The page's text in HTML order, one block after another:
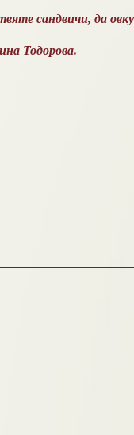
сандвичи, да
Тодорова.